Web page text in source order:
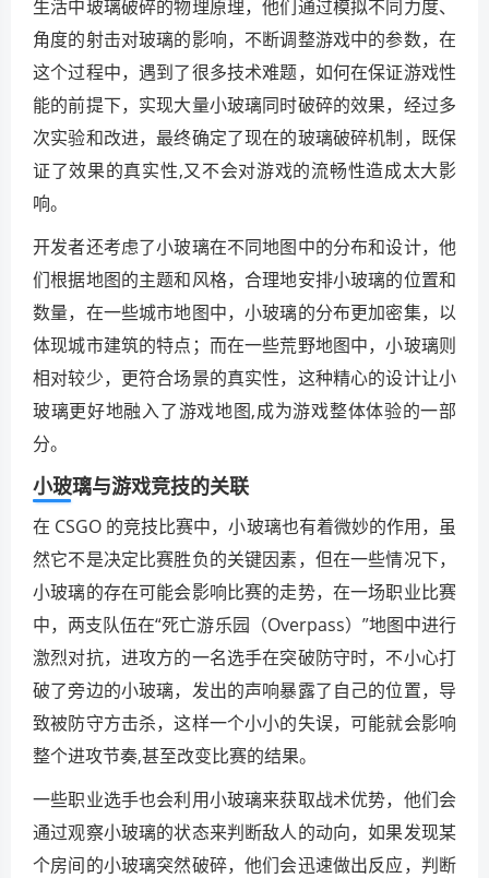
生活中玻璃破碎的物理原理，他们通过模拟不同力度、
角度的射击对玻璃的影响，不断调整游戏中的参数，在
这个过程中，遇到了很多技术难题，如何在保证游戏性
能的前提下，实现大量小玻璃同时破碎的效果，经过多
次实验和改进，最终确定了现在的玻璃破碎机制，既保
证了效果的真实性,又不会对游戏的流畅性造成太大影
响。
开发者还考虑了小玻璃在不同地图中的分布和设计，他
们根据地图的主题和风格，合理地安排小玻璃的位置和
数量，在一些城市地图中，小玻璃的分布更加密集，以
体现城市建筑的特点；而在一些荒野地图中，小玻璃则
相对较少，更符合场景的真实性，这种精心的设计让小
玻璃更好地融入了游戏地图,成为游戏整体体验的一部
分。
小玻璃与游戏竞技的关联
在 CSGO 的竞技比赛中，小玻璃也有着微妙的作用，虽
然它不是决定比赛胜负的关键因素，但在一些情况下，
小玻璃的存在可能会影响比赛的走势，在一场职业比赛
中，两支队伍在“死亡游乐园（Overpass）”地图中进行
激烈对抗，进攻方的一名选手在突破防守时，不小心打
破了旁边的小玻璃，发出的声响暴露了自己的位置，导
致被防守方击杀，这样一个小小的失误，可能就会影响
整个进攻节奏,甚至改变比赛的结果。
一些职业选手也会利用小玻璃来获取战术优势，他们会
通过观察小玻璃的状态来判断敌人的动向，如果发现某
个房间的小玻璃突然破碎，他们会迅速做出反应，判断